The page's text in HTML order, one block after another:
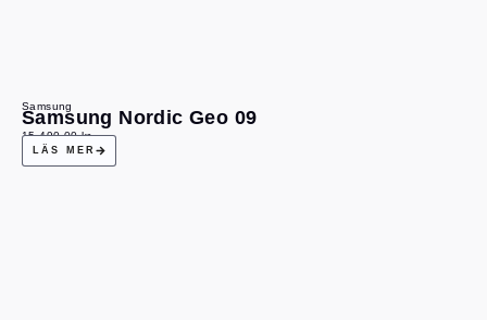
Samsung
Samsung Nordic Geo 09
15 490,00kr
LÄS MER